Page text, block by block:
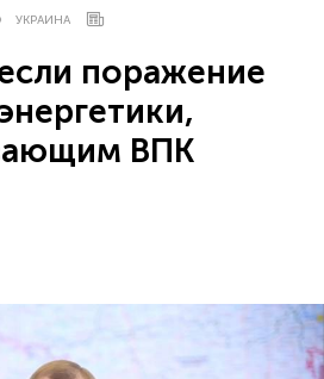
УКРАИНА
поражение
ВПК